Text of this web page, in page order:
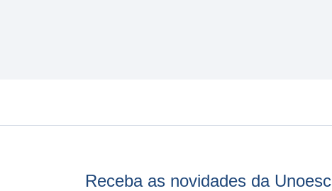
Receba as novidades da Unoesc